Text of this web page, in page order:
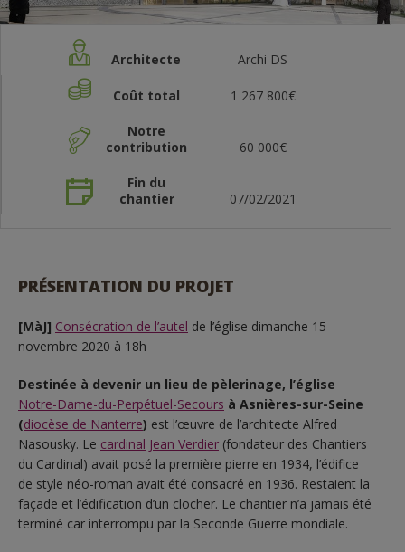
Architecte Archi DS
Coût total 1 267 800€
Notre
contribution
60 000€
Fin du
chantier
07/02/2021
PRÉSENTATION DU PROJET
[MàJ] Consécration de l’autel de l’église dimanche 15
novembre 2020 à 18h
Destinée à devenir un lieu de pèlerinage, l’église
Notre-Dame-du-Perpétuel-Secours à Asnières-sur-Seine
(diocèse de Nanterre) est l’œuvre de l’architecte Alfred
Nasousky. Le cardinal Jean Verdier (fondateur des Chantiers
du Cardinal) avait posé la première pierre en 1934, l’édifice
de style néo-roman avait été consacré en 1936. Restaient la
façade et l’édification d’un clocher. Le chantier n’a jamais été
terminé car interrompu par la Seconde Guerre mondiale.